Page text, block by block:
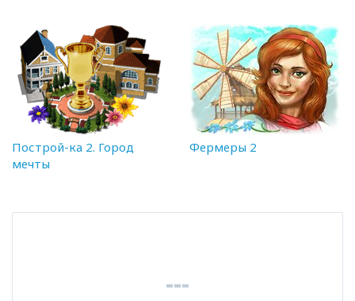
Построй-ка 2. Город
мечты
Фермеры 2